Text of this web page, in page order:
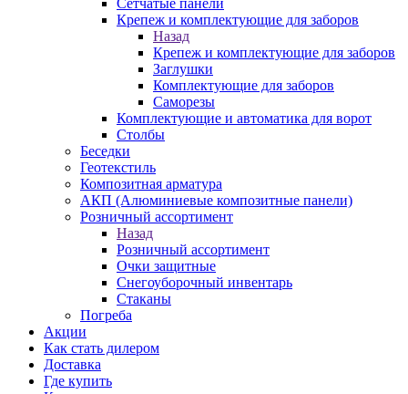
Сетчатые панели
Крепеж и комплектующие для заборов
Назад
Крепеж и комплектующие для заборов
Заглушки
Комплектующие для заборов
Саморезы
Комплектующие и автоматика для ворот
Столбы
Беседки
Геотекстиль
Композитная арматура
АКП (Алюминиевые композитные панели)
Розничный ассортимент
Назад
Розничный ассортимент
Очки защитные
Снегоуборочный инвентарь
Стаканы
Погреба
Акции
Как стать дилером
Доставка
Где купить